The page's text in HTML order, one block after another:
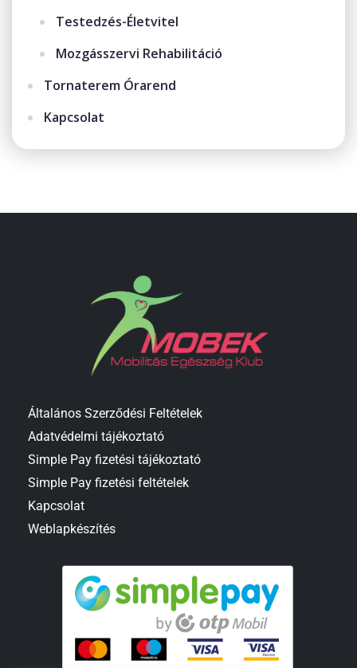
Testedzés-Életvitel
Mozgásszervi Rehabilitáció
Tornaterem Órarend
Kapcsolat
Általános Szerződési Feltételek
Adatvédelmi tájékoztató
Simple Pay fizetési tájékoztató
Simple Pay fizetési feltételek
Kapcsolat
Weblapkészítés